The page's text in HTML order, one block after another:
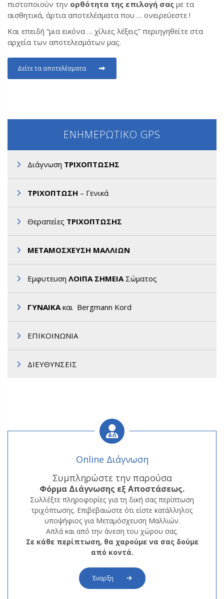
πιστοποιούν την ορθότητα της επιλογή σας με τα
αισθητικά, άρτια αποτελέσματα που … ονειρεύεστε !
Και επειδή “μια εικόνα … χίλιες λέξεις” περιηγηθείτε στα
αρχεία των αποτελεσμάτων μας.
Δείτε τα αποτελέσματα
ΕΝΗΜΕΡΩΤΙΚΟ GPS
Διάγνωση ΤΡΙΧΟΠΤΩΣΗΣ
ΤΡΙΧΟΠΤΩΣΗ – Γενικά
Θεραπείες ΤΡΙΧΟΠΤΩΣΗΣ
ΜΕΤΑΜΟΣΧΕΥΣΗ ΜΑΛΛΙΩΝ
Εμφυτευση ΛΟΙΠΑ ΣΗΜΕΙΑ Σώματος
ΓΥΝΑΙΚΑ και Bergmann Kord
ΕΠΙΚΟΙΝΩΝΙΑ
ΔΙΕΥΘΥΝΣΕΙΣ
Online Διάγνωση
Συμπληρώστε την παρούσα
Φόρμα Διάγνωσης εξ Αποστάσεως.
Συλλέξτε πληροφορίες για τη δική σας περίπτωση
τριχόπτωσης. Επιβεβαιώστε ότι είστε κατάλληλος
υποψήφιος για Μεταμόσχευση Μαλλιών.
Απλά και από την άνεση του χώρου σας.
Σε κάθε περίπτωση, θα χαρούμε να σας δούμε
από κοντά.
Έναρξη